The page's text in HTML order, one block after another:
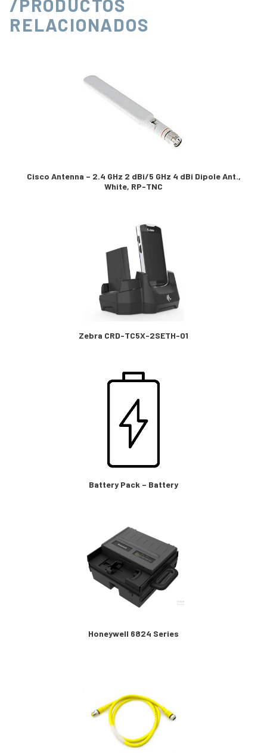
/PRODUCTOS
RELACIONADOS
Cisco Antenna – 2.4 GHz 2 dBi/5 GHz 4 dBi Dipole Ant.,
White, RP-TNC
Zebra CRD-TC5X-2SETH-01
Battery Pack – Battery
Honeywell 6824 Series